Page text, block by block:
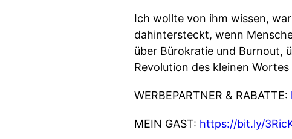
Ich wollte von ihm wissen,
dahintersteckt, wenn
über Bürokratie und Burnout,
Revolution des kleinen Wortes
WERBEPARTNER & RABATTE:
MEIN GAST: https://bit.ly/